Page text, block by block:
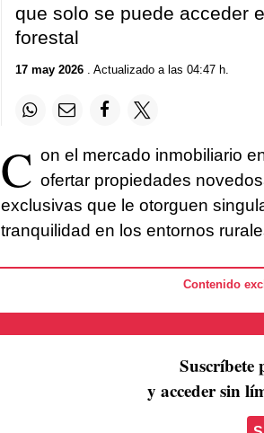
que solo se puede acceder
forestal
17 may 2026. Actualizado a las 04:47 h.
C on el mercado inmobiliario
ofertar propiedades
exclusivas que le otorguen
tranquilidad en los entornos
Contenido
Suscríbete
y acceder sin